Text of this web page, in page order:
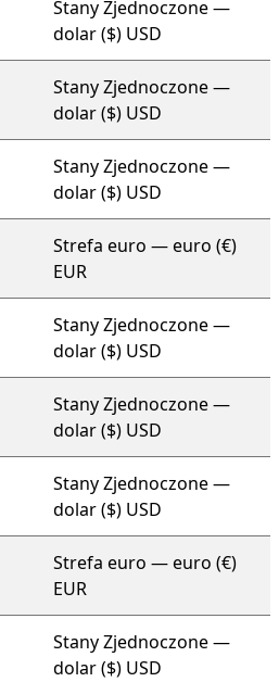
Stany Zjednoczone —
dolar ($) USD
Stany Zjednoczone —
dolar ($) USD
Stany Zjednoczone —
dolar ($) USD
Strefa euro — euro (€)
EUR
Stany Zjednoczone —
dolar ($) USD
Stany Zjednoczone —
dolar ($) USD
Stany Zjednoczone —
dolar ($) USD
Strefa euro — euro (€)
EUR
Stany Zjednoczone —
dolar ($) USD